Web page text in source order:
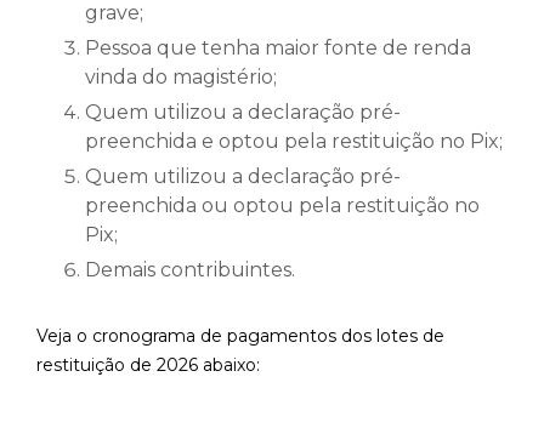
grave;
Pessoa que tenha maior fonte de renda
vinda do magistério;
Quem utilizou a declaração pré-
preenchida e optou pela restituição no Pix;
Quem utilizou a declaração pré-
preenchida ou optou pela restituição no
Pix;
Demais contribuintes.
Veja o cronograma de pagamentos dos lotes de
restituição de 2026 abaixo: